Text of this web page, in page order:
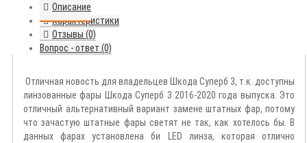
Описание
Характеристики
Отзывы (0)
Вопрос - ответ (0)
Отличная новость для владельцев Шкода Суперб 3, т.к. доступны
линзованные фары Шкода Суперб 3 2016-2020 года выпуска. Это
отличный альтернативный вариант замене штатных фар, потому
что зачастую штатные фары светят не так, как хотелось бы. В
данных фарах установлена би LED линза, которая отлично